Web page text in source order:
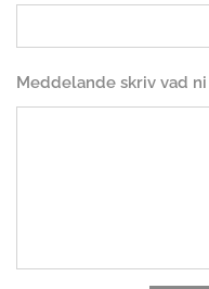
Meddelande skriv vad